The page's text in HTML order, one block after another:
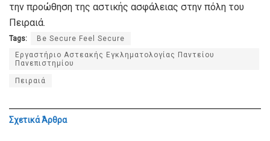
την προώθηση της αστικής ασφάλειας στην πόλη του
Πειραιά.
Tags:
Be Secure Feel Secure
Εργαστήριο Αστεακής Εγκληματολογίας Παντείου
Πανεπιστημίου
Πειραιά
ΣχετικάΆρθρα